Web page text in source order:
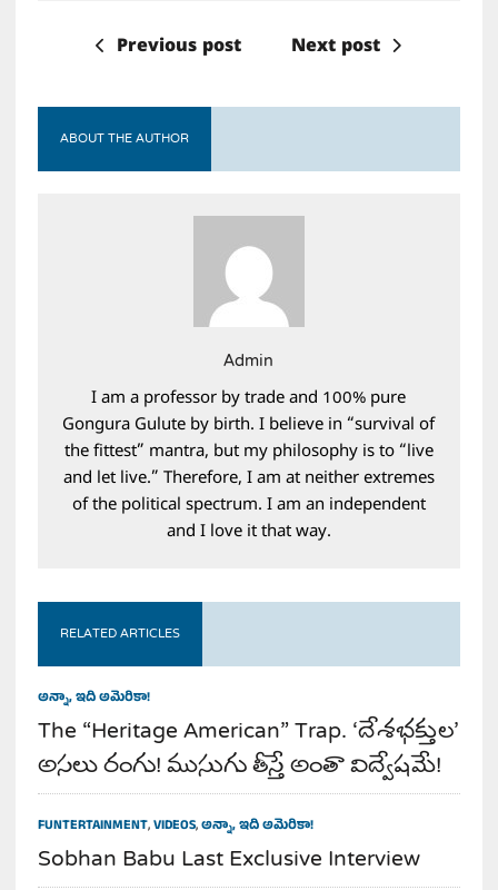
Previous post Next post
ABOUT THE AUTHOR
Admin
I am a professor by trade and 100% pure
Gongura Gulute by birth. I believe in “survival of
the fittest” mantra, but my philosophy is to “live
and let live.” Therefore, I am at neither extremes
of the political spectrum. I am an independent
and I love it that way.
RELATED ARTICLES
అన్నా, ఇది అమెరికా!
The “Heritage American” Trap. ‘దేశభక్తుల’
అసలు రంగు! ముసుగు తీస్తే అంతా విద్వేషమే!
FUNTERTAINMENT,VIDEOS,అన్నా, ఇది అమెరికా!
Sobhan Babu Last Exclusive Interview